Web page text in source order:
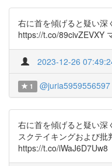
右に首を傾げると疑い
https://t.co/89civZEVXY
2023-12-26
1 @juria5959556597
右に首を傾げると疑い
スクテイキングおよび
https://t.co/iWaJ6D7Uw8